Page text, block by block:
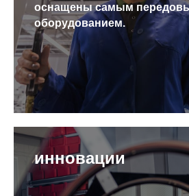
оснащены самым
оборудованием.
инновации